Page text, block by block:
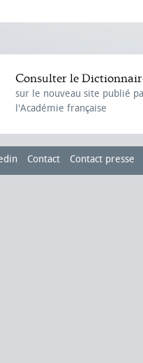
Consulter le
sur le nouveau site publié
l'Académie française
Contact Contact presse